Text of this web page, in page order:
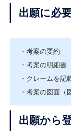
出願に必
・考案の要約
・考案の明細書
・クレームを記
・考案の図面（
出願から